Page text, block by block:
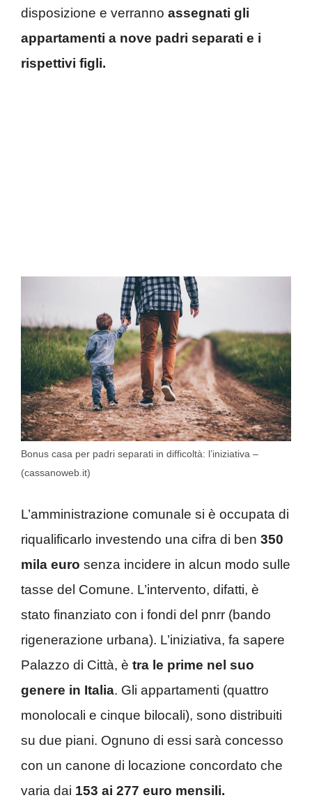
disposizione e verranno assegnati gli
appartamenti a nove padri separati e i
rispettivi figli.
Bonus casa per padri separati in difficoltà: l’iniziativa –
(cassanoweb.it)
L’amministrazione comunale si è occupata di
riqualificarlo investendo una cifra di ben 350
mila euro senza incidere in alcun modo sulle
tasse del Comune. L’intervento, difatti, è
stato finanziato con i fondi del pnrr (bando
rigenerazione urbana). L’iniziativa, fa sapere
Palazzo di Città, è tra le prime nel suo
genere in Italia. Gli appartamenti (quattro
monolocali e cinque bilocali), sono distribuiti
su due piani. Ognuno di essi sarà concesso
con un canone di locazione concordato che
varia dai 153 ai 277 euro mensili.